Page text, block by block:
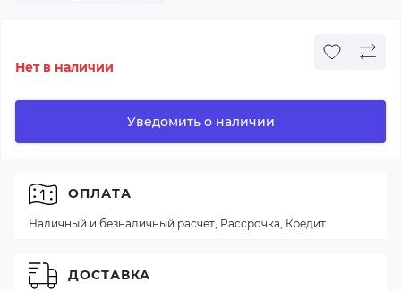
Нет в наличии
Уведомить о наличии
ОПЛАТА
Наличный и безналичный расчет, Рассрочка, Кредит
ДОСТАВКА